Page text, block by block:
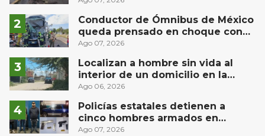
controlado, sin lesionados
Conductor de Ómnibus de México
queda prensado en choque con
materialista en San Juan del Río
Ago 07, 2026
Localizan a hombre sin vida al
interior de un domicilio en la
comunidad El Rodeo, San Juan del
Ago 06, 2026
Policías estatales detienen a
cinco hombres armados en
Puebla capital
Ago 07, 2026